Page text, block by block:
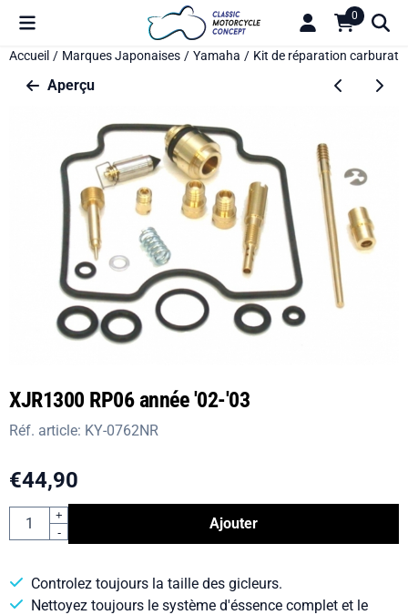
Préférences de cookies disponibles. Choisissez les paramètres
0
Accueil / Marques Japonaises / Yamaha / Kit de réparation
Aperçu
XJR1300 RP06 année '02-'03
Réf. article: KY-0762NR
€44,90
Quantité
+
-
Ajouter
Controlez toujours la taille des gicleurs.
Nettoyez toujours le système d'éssence complet et le